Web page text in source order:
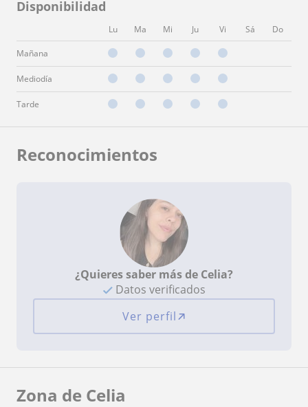
Disponibilidad
Lu Ma Mi Ju Vi Sá Do
Mañana
Mediodía
Tarde
Reconocimientos
¿Quieres saber más de Celia?
Datos verificados
Ver perfil
Zona de Celia